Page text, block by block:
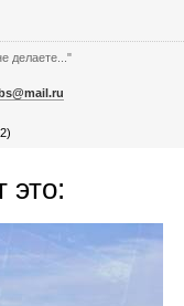
делаете..."
это: